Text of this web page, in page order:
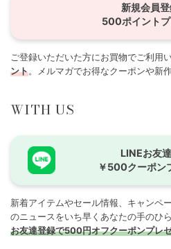
新規会員
500ポイントプ
ご登録いただいた方にお買物でご利用
ント。メルマガでお得なクーポンや新
WITH US
LINEお友
￥500クーポン
新着アイテムやセール情報、キャンペ
のニュースをいち早くあなたの手のひら
お友達登録で500円オフクーポンプレ